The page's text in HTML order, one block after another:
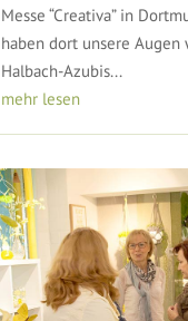
Messe “Creativa” in
haben dort unsere
Halbach-Azubis...
mehr lesen